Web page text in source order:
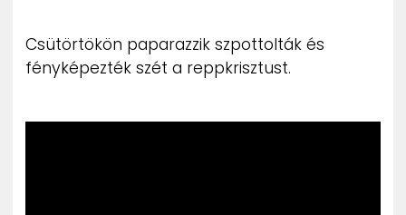
Csütörtökön paparazzik szpottolták és
fényképezték szét a reppkrisztust.